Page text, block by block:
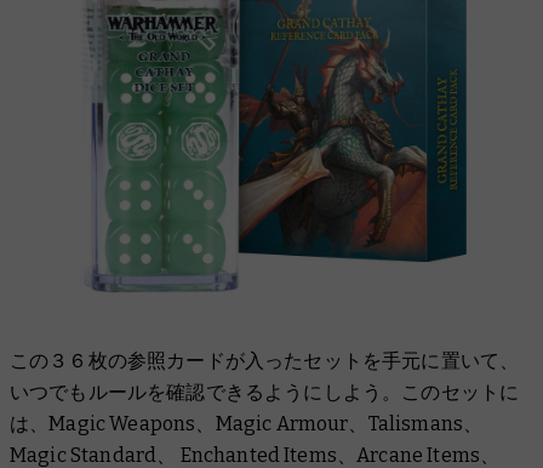
この３６枚の参照カードが入ったセットを手元に置いて、
いつでもルールを確認できるようにしよう。このセットに
は、Magic Weapons、Magic Armour、Talismans、
Magic Standard、 Enchanted Items、Arcane Items、